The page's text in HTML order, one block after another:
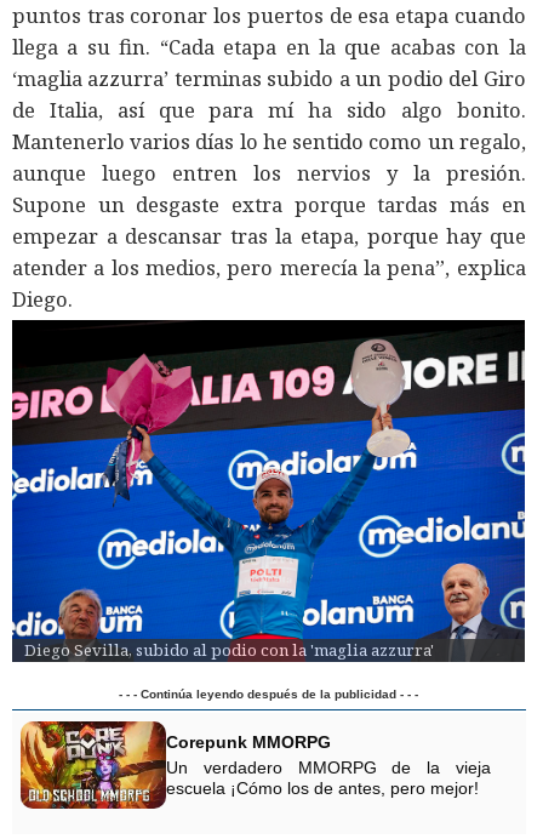
puntos tras coronar los puertos de esa etapa cuando
llega a su fin. “Cada etapa en la que acabas con la
‘maglia azzurra’ terminas subido a un podio del Giro
de Italia, así que para mí ha sido algo bonito.
Mantenerlo varios días lo he sentido como un regalo,
aunque luego entren los nervios y la presión.
Supone un desgaste extra porque tardas más en
empezar a descansar tras la etapa, porque hay que
atender a los medios, pero merecía la pena”, explica
Diego.
Diego Sevilla, subido al podio con la 'maglia azzurra'
- - - Continúa leyendo después de la publicidad - - -
Corepunk MMORPG
Un verdadero MMORPG de la vieja
escuela ¡Cómo los de antes, pero mejor!